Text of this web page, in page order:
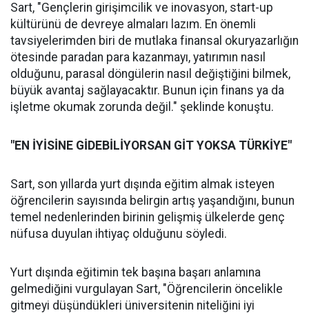
Sart, "Gençlerin girişimcilik ve inovasyon, start-up
kültürünü de devreye almaları lazım. En önemli
tavsiyelerimden biri de mutlaka finansal okuryazarlığın
ötesinde paradan para kazanmayı, yatırımın nasıl
olduğunu, parasal döngülerin nasıl değiştiğini bilmek,
büyük avantaj sağlayacaktır. Bunun için finans ya da
işletme okumak zorunda değil." şeklinde konuştu.
"EN İYİSİNE GİDEBİLİYORSAN GİT YOKSA TÜRKİYE"
Sart, son yıllarda yurt dışında eğitim almak isteyen
öğrencilerin sayısında belirgin artış yaşandığını, bunun
temel nedenlerinden birinin gelişmiş ülkelerde genç
nüfusa duyulan ihtiyaç olduğunu söyledi.
Yurt dışında eğitimin tek başına başarı anlamına
gelmediğini vurgulayan Sart, "Öğrencilerin öncelikle
gitmeyi düşündükleri üniversitenin niteliğini iyi